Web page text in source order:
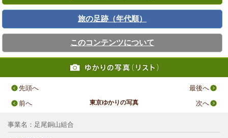
旅の足跡（年代順）
このコンテンツについて
先頭へ
最後へ
前へ
東京ゆかりの写真 次へ
事業名：足尾銅山組合